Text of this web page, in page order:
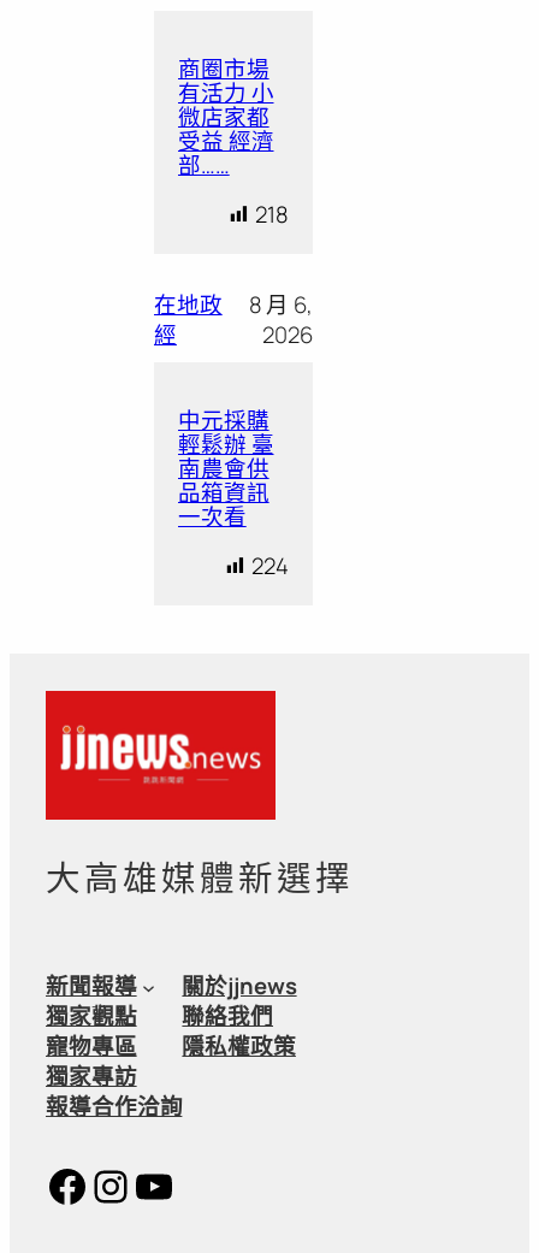
商圈市場
有活力 小
微店家都
受益 經濟
部……
218
在地政
經
8 月 6,
2026
中元採購
輕鬆辦 臺
南農會供
品箱資訊
一次看
224
大高雄媒體新選擇
新聞報導
獨家觀點
寵物專區
獨家專訪
報導合作洽詢
關於jjnews
聯絡我們
隱私權政策
Facebook
Instagram
YouTube